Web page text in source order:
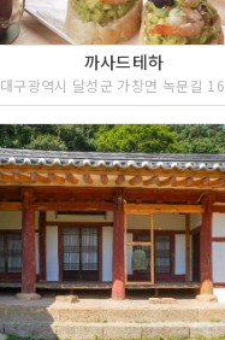
까사드테하
대구광역시 달성군 가창면 녹문길